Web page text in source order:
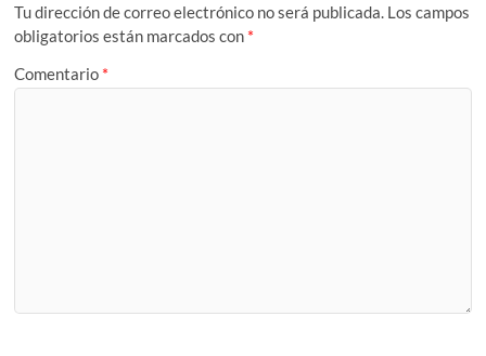
Tu dirección de correo electrónico no será publicada. Los campos
obligatorios están marcados con *
Comentario *